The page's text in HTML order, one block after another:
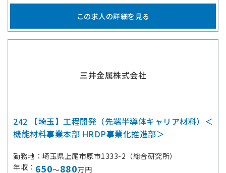
この求人の詳細を見る
三井金属株式会社
242 【埼玉】工程開発（先端半導体キャリア材料）＜
機能材料事業本部 HRDP事業化推進部＞
勤務地
埼玉県上尾市原市1333-2（総合研究所）
年収
650～880万円